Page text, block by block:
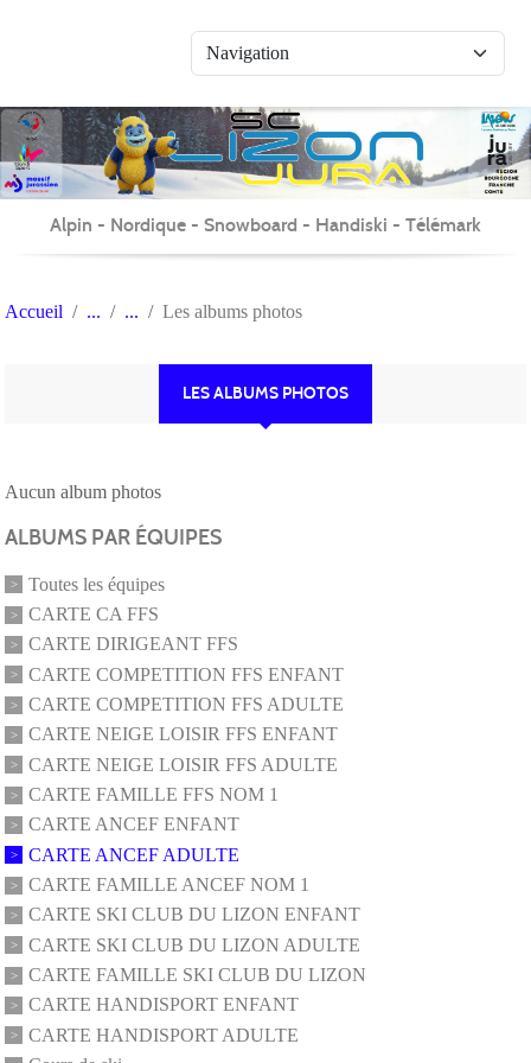
Alpin - Nordique - Snowboard - Handiski - Télémark
Accueil Les albums photos
LES ALBUMS PHOTOS
Aucun album photos
ALBUMS PAR ÉQUIPES
Toutes les équipes
CARTE CA FFS
CARTE DIRIGEANT FFS
CARTE COMPETITION FFS ENFANT
CARTE COMPETITION FFS ADULTE
CARTE NEIGE LOISIR FFS ENFANT
CARTE NEIGE LOISIR FFS ADULTE
CARTE FAMILLE FFS NOM 1
CARTE ANCEF ENFANT
CARTE ANCEF ADULTE
CARTE FAMILLE ANCEF NOM 1
CARTE SKI CLUB DU LIZON ENFANT
CARTE SKI CLUB DU LIZON ADULTE
CARTE FAMILLE SKI CLUB DU LIZON
CARTE HANDISPORT ENFANT
CARTE HANDISPORT ADULTE